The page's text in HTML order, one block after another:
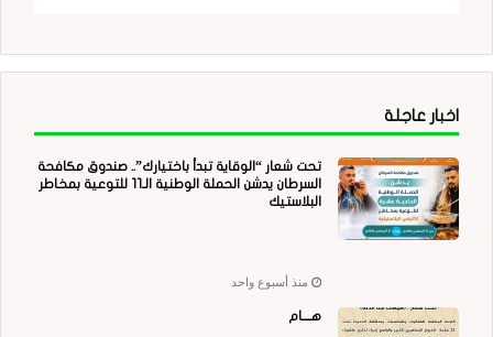
اخبار عاجلة
تحت شعار “الوقاية تبدأ باختيارك”.. صندوق مكافحة
السرطان يدشن الحملة الوطنية الـ11 للتوعية بمخاطر
البلاستيك
منذ أسبوع واحد
هــــام